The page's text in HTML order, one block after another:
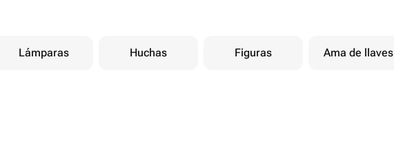
Lámparas Huchas Figuras Ama de llaves